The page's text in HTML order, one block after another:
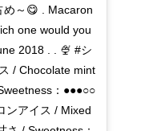
め～😋 . Macaron
one would you
2018 . . 🍨 #シ
/ Chocolate mint
：●●●○○
ンアイス / Mixed